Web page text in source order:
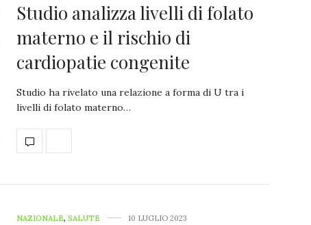
Studio analizza livelli di folato
materno e il rischio di
cardiopatie congenite
Studio ha rivelato una relazione a forma di U tra i
livelli di folato materno…
NAZIONALE, SALUTE 10 LUGLIO 2023